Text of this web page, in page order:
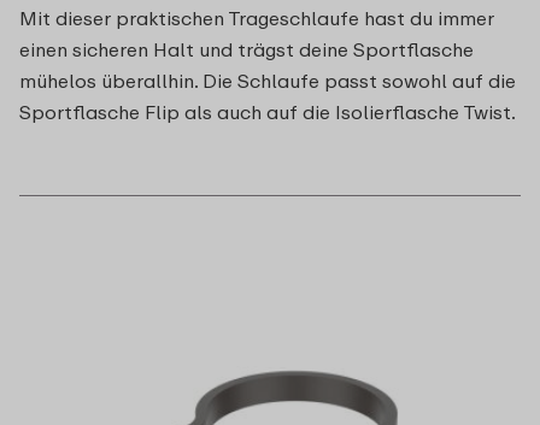
Mit dieser praktischen Trageschlaufe hast du immer
einen sicheren Halt und trägst deine Sportflasche
mühelos überallhin. Die Schlaufe passt sowohl auf die
Sportflasche Flip als auch auf die Isolierflasche Twist.